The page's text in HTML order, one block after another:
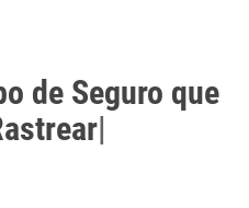
de Seguro que
|